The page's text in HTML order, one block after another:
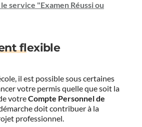
service "Examen Réussi ou
flexible
il est possible sous certaines
votre permis quelle que soit la
votreCompte Personnel de
doit contribuer à la
professionnel.